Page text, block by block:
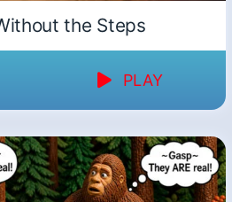
the Steps
PLAY